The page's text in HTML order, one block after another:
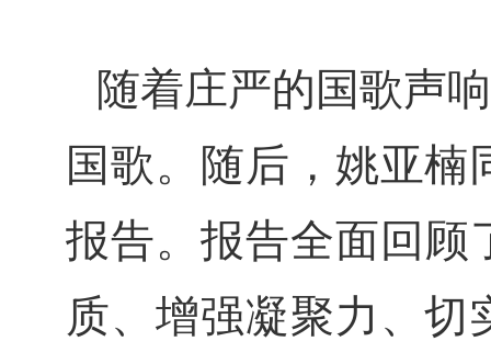
随着庄严的国歌声
国歌。随后，姚亚
报告。报告全面回顾
质、增强凝聚力、切